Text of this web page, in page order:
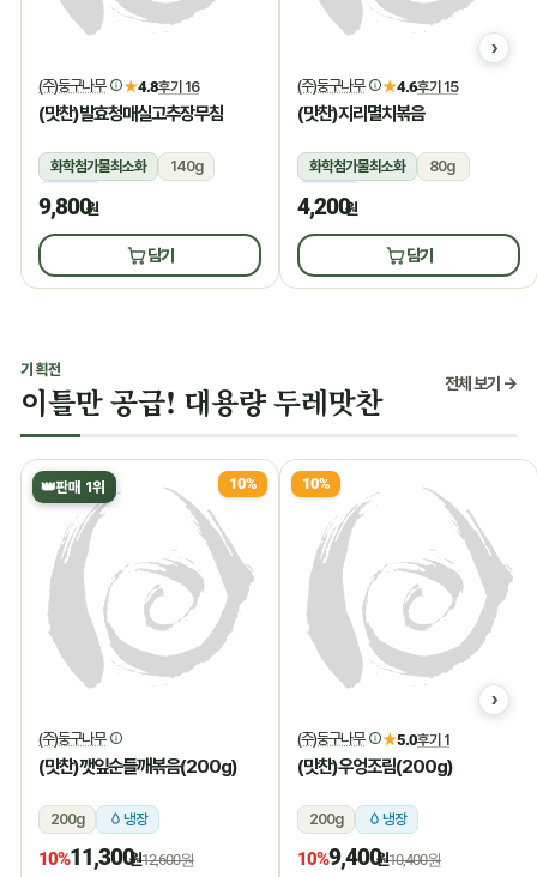
(주)둥구나무 ★4.8후기 16
(맛찬)발효청매실고추장무침
화학첨가물최소화
140g
냉장
9,800원
담기
(주)둥구나무 ★4.6후기 15
(맛찬)지리멸치볶음
화학첨가물최소화
80g
냉장
4,200원
담기
기획전
이틀만 공급! 대용량 두레맛찬 전체 보기 →
👑판매 1위 10%
(주)둥구나무
(맛찬)깻잎순들깨볶음(200g)
200g 냉장
10%11,300원12,600원
10%
(주)둥구나무 ★5.0후기 1
(맛찬)우엉조림(200g)
200g 냉장
10%9,400원10,400원